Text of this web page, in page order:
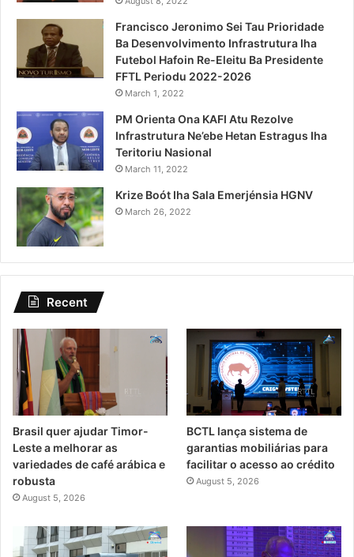
Francisco Jeronimo Sei Tau Prioridade
Ba Desenvolvimento Infrastrutura Iha
Futebol Hafoin Re-Eleitu Ba Presidente
FFTL Periodu 2022-2026
March 1, 2022
PM Orienta Ona KAFI Atu Rezolve
Infrastrutura Ne’ebe Hetan Estragus Iha
Teritoriu Nasional
March 11, 2022
Krize Boót Iha Sala Emerjénsia HGNV
March 26, 2022
Recent
Brasil quer ajudar Timor-
Leste a melhorar as
variedades de café arábica e
robusta
August 5, 2026
BCTL lança sistema de
garantias mobiliárias para
facilitar o acesso ao crédito
August 5, 2026